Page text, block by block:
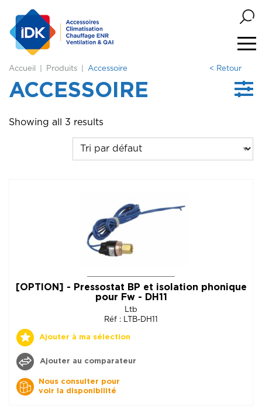
Accueil Produits Accessoire < Retour
ACCESSOIRE
Showing all 3 results
[OPTION] - Pressostat BP et isolation phonique
pour Fw - DH11
Ltb
Réf : LTB-DH11
Ajouter à ma sélection
Ajouter au comparateur
Nous consulter pour
voir la disponibilité